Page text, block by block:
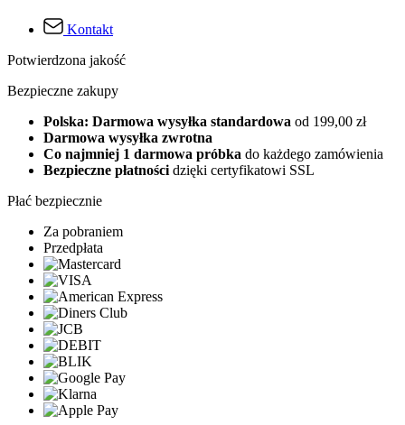
Kontakt
Potwierdzona jakość
Bezpieczne zakupy
Polska: Darmowa wysyłka standardowa od 199,00 zł
Darmowa wysyłka zwrotna
Co najmniej 1 darmowa próbka do każdego zamówienia
Bezpieczne płatnościdzięki certyfikatowi SSL
Płać bezpiecznie
Za pobraniem
Przedpłata